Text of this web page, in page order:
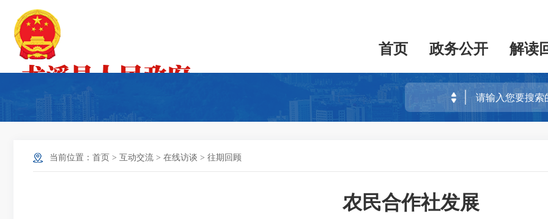
首页 政务公开 解读
当前位置： 首页 > 互动交流 > 在线访谈 > 往期回顾
农民合作社发展